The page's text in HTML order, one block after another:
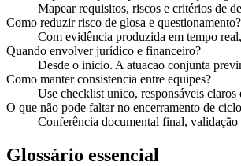
Mapear requisitos, riscos e critérios de
Como reduzir risco de glosa e questionamento?
Com evidência produzida em tempo
Quando envolver jurídico e financeiro?
Desde o inicio. A atuacao conjunta
Como manter consistencia entre equipes?
Use checklist unico, responsáveis
O que não pode faltar no encerramento de
Conferência documental final,
Glossário essencial